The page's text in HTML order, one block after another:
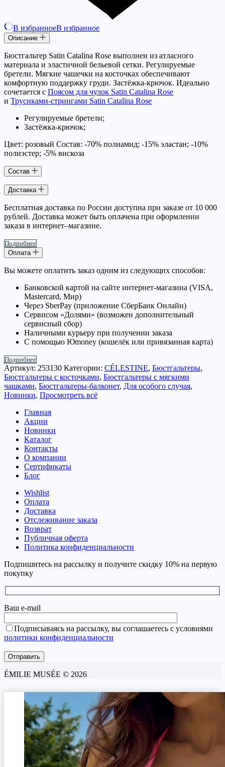
В избранноеВ избранное
Описание
Бюстгальтер Satin Catalina Rose выполнен из атласного
материала и эластичной бельевой сетки. Регулируемые
бретели. Мягкие чашечки на косточках обеспечивают
комфортную поддержку груди. Застёжка-крючок. Идеально
сочетается с Поясом для чулок Satin Catalina Rose
и Трусиками-стрингами Satin Catalina Rose
Регулируемые бретели;
Застёжка-крючок;
Цвет: розовый Состав: -70% полиамид; -15% эластан; -10%
полиэстер; -5% вискоза
Состав
Доставка
Бесплатная доставка по России доступна при заказе от 10 000
рублей. Доставка может быть оплачена при оформлении
заказа в интернет–магазине.
Подробнее
Оплата
Вы можете оплатить заказ одним из следующих способов:
Банковской картой на сайте интернет-магазина (VISA,
Mastercard, Мир)
Через SberPay (приложение СберБанк Онлайн)
Сервисом «Долями» (возможен дополнительный
сервисный сбор)
Наличными курьеру при получении заказа
С помощью Юmoney (кошелёк или привязанная карта)
Подробнее
Артикул: 253130 Категории: CÉLESTINE, Бюстгальтеры,
Бюстгальтеры с косточками, Бюстгальтеры с мягкими
чашками, Бюстгальтеры-балконет, Для особого случая,
Новинки, Просмотреть всё
Главная
Акции
Новинки
Каталог
Контакты
О компании
Сертификаты
Блог
Wishlist
Оплата
Доставка
Отслеживание заказа
Возврат
Публичная оферта
Политика конфиденциальности
Подпишитесь на рассылку и получите скидку 10% на первую
покупку
Ваш e-mail
Подписываясь на рассылку, вы соглашаетесь с условиями
политики конфиденциальности
ÉMILIE MUSÉE © 2026